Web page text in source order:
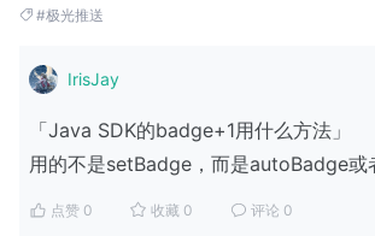
#极光推送
IrisJay
「Java SDK的badge+1用什么方法」
用的不是setBadge，而是autoBadge
点赞 0 收藏 0 评论 0